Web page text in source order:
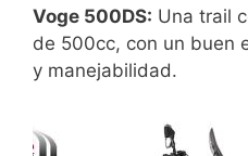
Voge 500DS: Una trail
de 500cc, con un buen
y manejabilidad.